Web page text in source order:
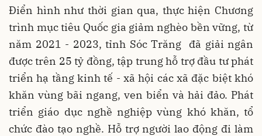
Điển hình như thời gian qua, thực hiện Chương
trình mục tiêu Quốc gia giảm nghèo bền vững, từ
năm 2021 - 2023, tỉnh Sóc Trăng đã giải ngân
được trên 25 tỷ đồng, tập trung hỗ trợ đầu tư phát
triển hạ tầng kinh tế - xã hội các xã đặc biệt khó
khăn vùng bãi ngang, ven biển và hải đảo. Phát
triển giáo dục nghề nghiệp vùng khó khăn, tổ
chức đào tạo nghề. Hỗ trợ người lao động đi làm